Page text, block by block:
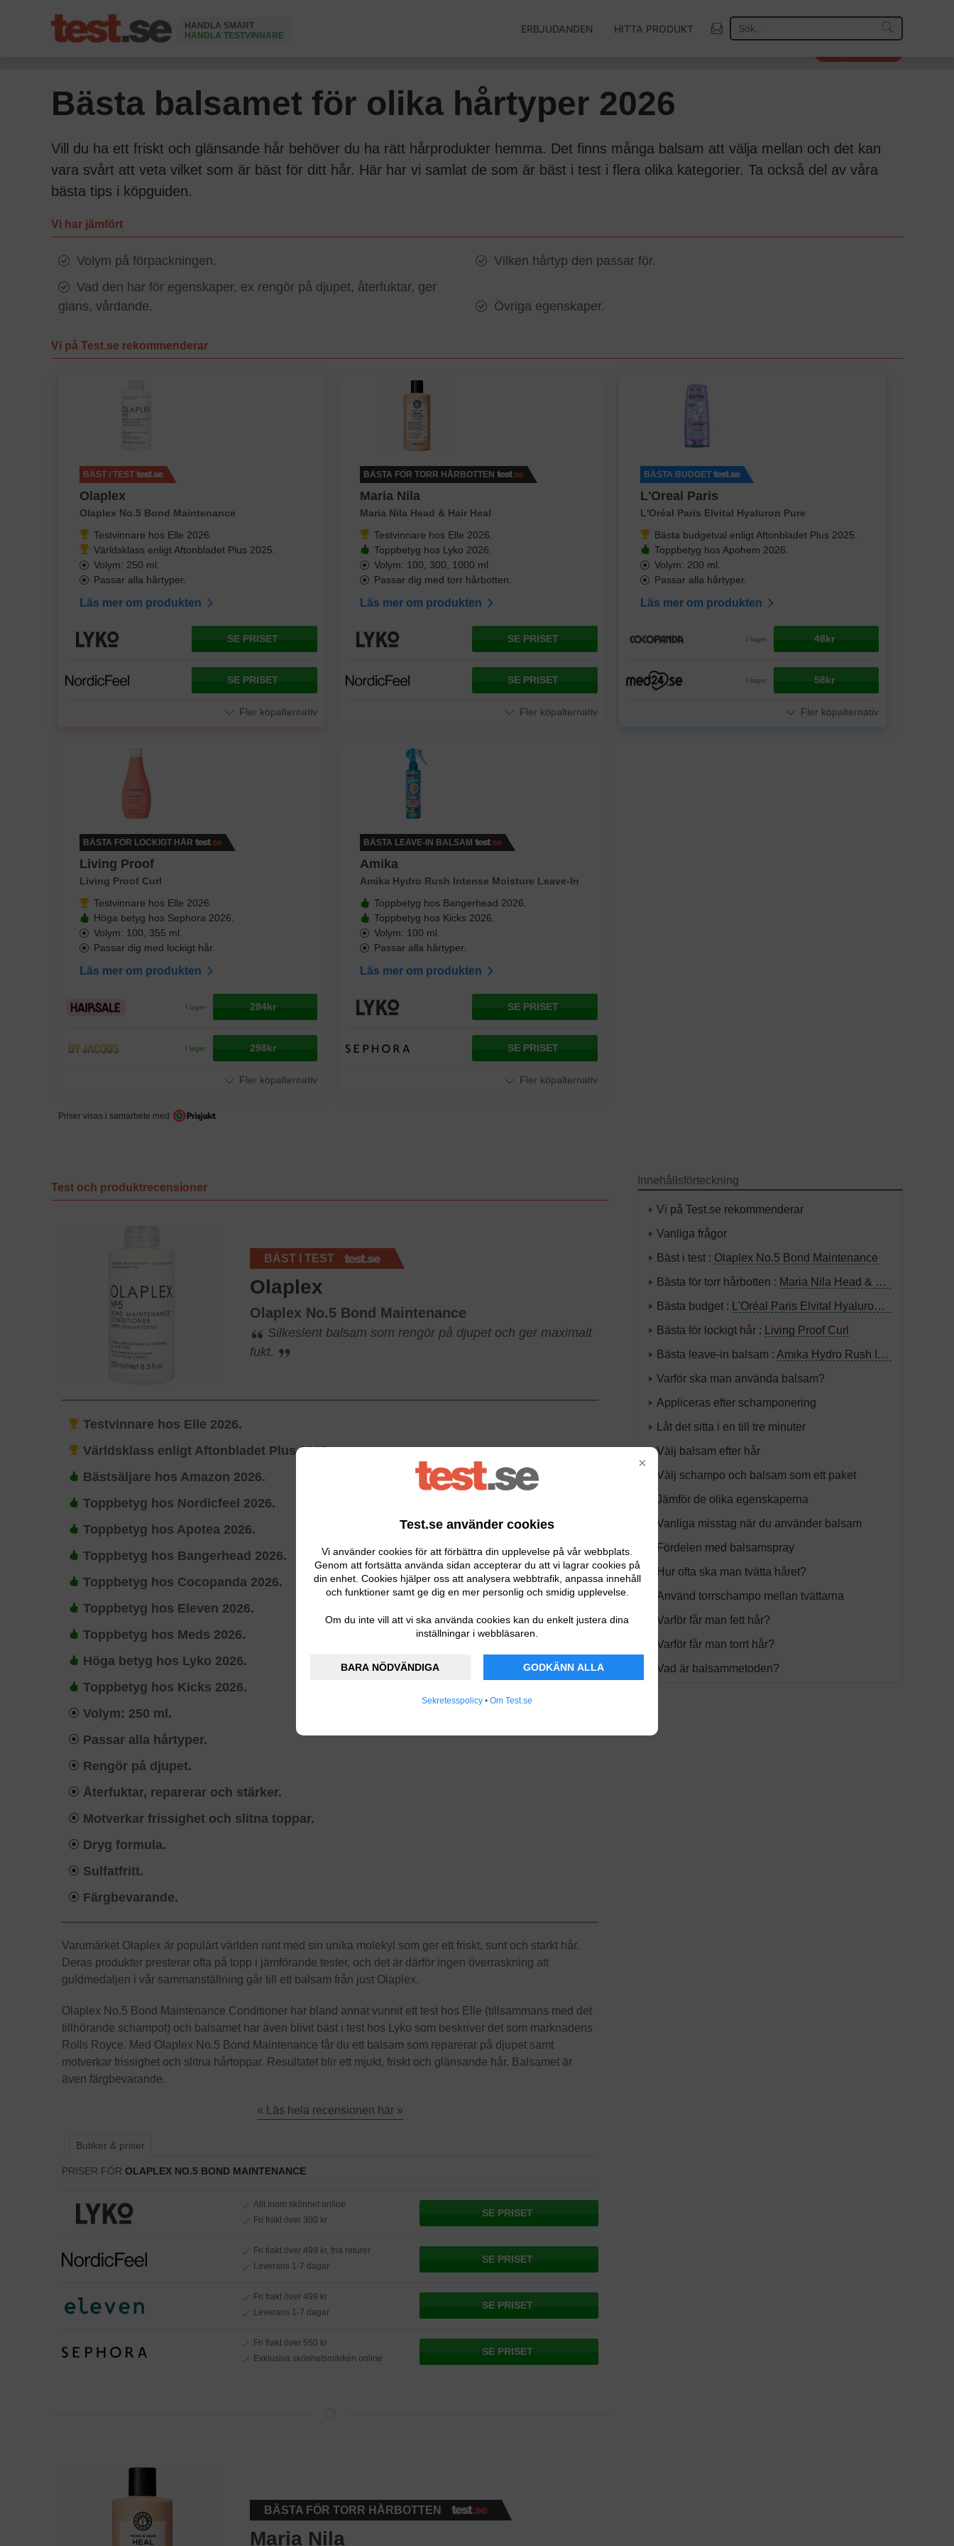
×
Test.se använder cookies
Vi använder cookies för att förbättra din upplevelse på vår webbplats.
Genom att fortsätta använda sidan accepterar du att vi lagrar cookies på
din enhet. Cookies hjälper oss att analysera webbtrafik, anpassa innehåll
och funktioner samt ge dig en mer personlig och smidig upplevelse.
Om du inte vill att vi ska använda cookies kan du enkelt justera dina
inställningar i webbläsaren.
BARA NÖDVÄNDIGA GODKÄNN ALLA
Sekretesspolicy • Om Test.se
HANDLA SMART
HANDLA TESTVINNARE
ERBJUDANDEN HITTA PRODUKT
Bästa balsamet för olika hårtyper 2026
Vill du ha ett friskt och glänsande hår behöver du ha rätt hårprodukter hemma. Det finns många balsam att välja mellan och det kan
vara svårt att veta vilket som är bäst för ditt hår. Här har vi samlat de som är bäst i test i flera olika kategorier. Ta också del av våra
bästa tips i köpguiden.
Vi har jämfört
Volym på förpackningen.
Vilken hårtyp den passar för.
Vad den har för egenskaper, ex rengör på djupet, återfuktar, ger
glans, vårdande.
Övriga egenskaper.
Vi på Test.se rekommenderar
BÄST I TEST
Olaplex
Olaplex No.5 Bond Maintenance
Testvinnare hos Elle 2026.
Världsklass enligt Aftonbladet Plus 2025.
Volym: 250 ml.
Passar alla hårtyper.
Läs mer om produkten
SE PRISET
SE PRISET
Fler köpalternativ
BÄSTA FÖR TORR HÅRBOTTEN
Maria Nila
Maria Nila Head & Hair Heal
Testvinnare hos Elle 2026.
Toppbetyg hos Lyko 2026.
Volym: 100, 300, 1000 ml.
Passar dig med torr hårbotten.
Läs mer om produkten
SE PRISET
SE PRISET
Fler köpalternativ
BÄSTA BUDGET
L'Oreal Paris
L'Oréal Paris Elvital Hyaluron Pure
Bästa budgetval enligt Aftonbladet Plus 2025.
Toppbetyg hos Apohem 2026.
Volym: 200 ml.
Passar alla hårtyper.
Läs mer om produkten
I lager 48kr
I lager 58kr
Fler köpalternativ
BÄSTA FÖR LOCKIGT HÅR
Living Proof
Living Proof Curl
Testvinnare hos Elle 2026.
Höga betyg hos Sephora 2026.
Volym: 100, 355 ml.
Passar dig med lockigt hår.
Läs mer om produkten
I lager 284kr
I lager 298kr
Fler köpalternativ
BÄSTA LEAVE-IN BALSAM
Amika
Amika Hydro Rush Intense Moisture Leave-In
Toppbetyg hos Bangerhead 2026.
Toppbetyg hos Kicks 2026.
Volym: 100 ml.
Passar alla hårtyper.
Läs mer om produkten
SE PRISET
SE PRISET
Fler köpalternativ
Priser visas i samarbete med
Test och produktrecensioner
BÄST I TEST
Olaplex
Olaplex No.5 Bond Maintenance
Silkeslent balsam som rengör på djupet och ger maximalt
fukt.
Testvinnare hos Elle 2026.
Världsklass enligt Aftonbladet Plus 2025.
Bästsäljare hos Amazon 2026.
Toppbetyg hos Nordicfeel 2026.
Toppbetyg hos Apotea 2026.
Toppbetyg hos Bangerhead 2026.
Toppbetyg hos Cocopanda 2026.
Toppbetyg hos Eleven 2026.
Toppbetyg hos Meds 2026.
Höga betyg hos Lyko 2026.
Toppbetyg hos Kicks 2026.
Volym: 250 ml.
Passar alla hårtyper.
Rengör på djupet.
Återfuktar, reparerar och stärker.
Motverkar frissighet och slitna toppar.
Dryg formula.
Sulfatfritt.
Färgbevarande.
Varumärket Olaplex är populärt världen runt med sin unika molekyl som ger ett friskt, sunt och starkt hår.
Deras produkter presterar ofta på topp i jämförande tester, och det är därför ingen överraskning att
guldmedaljen i vår sammanställning går till ett balsam från just Olaplex.
Olaplex No.5 Bond Maintenance Conditioner har bland annat vunnit ett test hos Elle (tillsammans med det
tillhörande schampot) och balsamet har även blivit bäst i test hos Lyko som beskriver det som marknadens
Rolls Royce. Med Olaplex No.5 Bond Maintenance får du ett balsam som reparerar på djupet samt
motverkar frissighet och slitna hårtoppar. Resultatet blir ett mjukt, friskt och glänsande hår. Balsamet är
även färgbevarande.
« Läs hela recensionen här »
Butiker & priser
PRISER FÖR OLAPLEX NO.5 BOND MAINTENANCE
Allt inom skönhet online
Fri frakt över 300 kr
SE PRISET
Fri frakt över 499 kr, fria returer
Leverans 1-7 dagar
SE PRISET
Fri frakt över 499 kr
Leverans 1-7 dagar
SE PRISET
Fri frakt över 550 kr
Exklusiva skönhetsmärken online
SE PRISET
BÄSTA FÖR TORR HÅRBOTTEN
Maria Nila
Innehållsförteckning
Vi på Test.se rekommenderar
Vanliga frågor
Bäst i test : Olaplex No.5 Bond Maintenance
Bästa för torr hårbotten : Maria Nila Head & Hair Heal
Bästa budget :
L'Oréal Paris Elvital Hyaluron Pure
Bästa för lockigt hår :
Living Proof Curl
Bästa leave-in balsam :Amika Hydro Rush Intense Moisture Leave-In
Varför ska man använda balsam?
Appliceras efter schamponering
Låt det sitta i en till tre minuter
Välj balsam efter hår
Välj schampo och balsam som ett paket
Jämför de olika egenskaperna
Vanliga misstag när du använder balsam
Fördelen med balsamspray
Hur ofta ska man tvätta håret?
Använd torrschampo mellan tvättarna
Varför får man fett hår?
Varför får man torrt hår?
Vad är balsammetoden?